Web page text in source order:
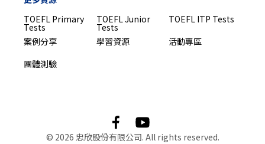
TOEFL Primary
Tests
TOEFL Junior
Tests
TOEFL ITP Tests
案例分享
學習資源
活動專區
團體測驗
© 2026 忠欣股份有限公司. All rights reserved.